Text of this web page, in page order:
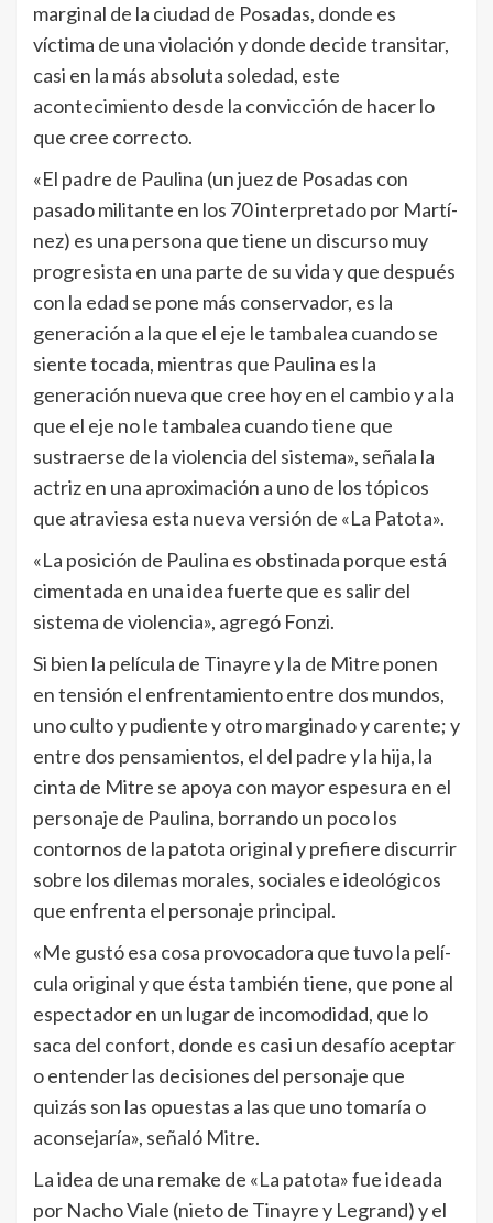
marginal de la ciudad de Posadas, donde es
víctima de una violación y donde decide transitar,
casi en la más absoluta soledad, este
acontecimiento desde la convicción de hacer lo
que cree correcto.
«El padre de Paulina (un juez de Posadas con
pasado militante en los 70 interpretado por Martí­
nez) es una persona que tiene un discurso muy
progresista en una parte de su vida y que después
con la edad se pone más conservador, es la
generación a la que el eje le tambalea cuando se
siente tocada, mientras que Paulina es la
generación nueva que cree hoy en el cambio y a la
que el eje no le tambalea cuando tiene que
sustraerse de la violencia del sistema», señala la
actriz en una aproximación a uno de los tópicos
que atraviesa esta nueva versión de «La Patota».
«La posición de Paulina es obstinada porque está
cimentada en una idea fuerte que es salir del
sistema de violencia», agregó Fonzi.
Si bien la película de Tinayre y la de Mitre ponen
en tensión el enfrentamiento entre dos mundos,
uno culto y pudiente y otro marginado y carente; y
entre dos pensamientos, el del padre y la hija, la
cinta de Mitre se apoya con mayor espesura en el
personaje de Paulina, borrando un poco los
contornos de la patota original y prefiere discurrir
sobre los dilemas morales, sociales e ideológicos
que enfrenta el personaje principal.
«Me gustó esa cosa provocadora que tuvo la pelí­
cula original y que ésta también tiene, que pone al
espectador en un lugar de incomodidad, que lo
saca del confort, donde es casi un desafí­o aceptar
o entender las decisiones del personaje que
quizás son las opuestas a las que uno tomarí­a o
aconsejarí­a», señaló Mitre.
La idea de una remake de «La patota» fue ideada
por Nacho Viale (nieto de Tinayre y Legrand) y el